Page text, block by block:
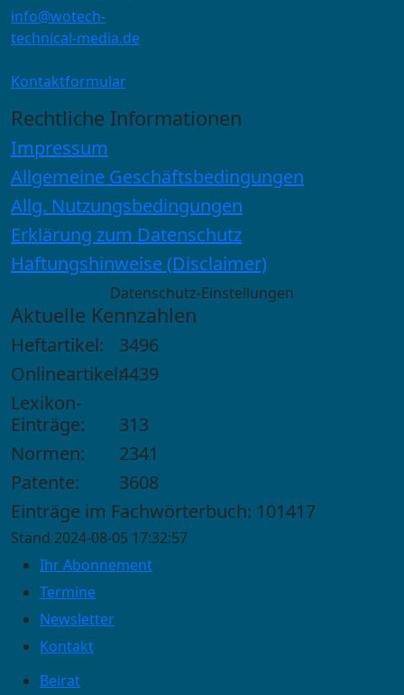
info@wotech-
technical-media.de
Kontaktformular
Rechtliche Informationen
Impressum
Allgemeine Geschäftsbedingungen
Allg. Nutzungsbedingungen
Erklärung zum Datenschutz
Haftungshinweise (Disclaimer)
Datenschutz-Einstellungen
Aktuelle Kennzahlen
Heftartikel:
3496
Onlineartikel:4439
Lexikon-
Einträge:
313
Normen:
2341
Patente:
3608
Einträge im Fachwörterbuch: 101417
Stand 2024-08-05 17:32:57
Ihr Abonnement
Termine
Newsletter
Kontakt
Beirat